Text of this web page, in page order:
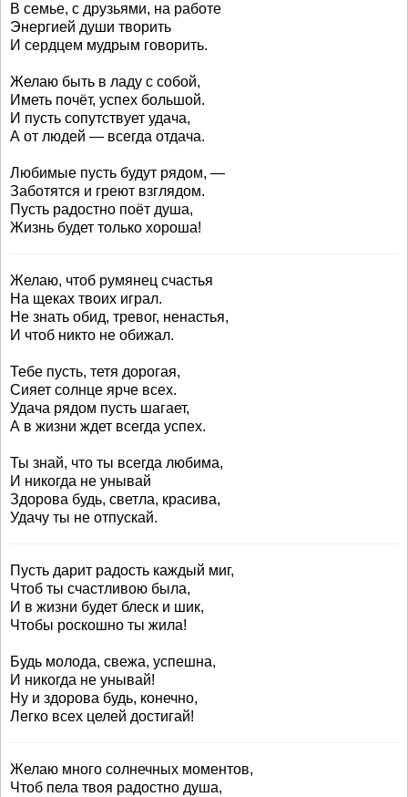
В семье, с друзьями, на работе
Энергией души творить
И сердцем мудрым говорить.
Желаю быть в ладу с собой,
Иметь почёт, успех большой.
И пусть сопутствует удача,
А от людей — всегда отдача.
Любимые пусть будут рядом, —
Заботятся и греют взглядом.
Пусть радостно поёт душа,
Жизнь будет только хороша!
Желаю, чтоб румянец счастья
На щеках твоих играл.
Не знать обид, тревог, ненастья,
И чтоб никто не обижал.
Тебе пусть, тетя дорогая,
Сияет солнце ярче всех.
Удача рядом пусть шагает,
А в жизни ждет всегда успех.
Ты знай, что ты всегда любима,
И никогда не унывай
Здорова будь, светла, красива,
Удачу ты не отпускай.
Пусть дарит радость каждый миг,
Чтоб ты счастливою была,
И в жизни будет блеск и шик,
Чтобы роскошно ты жила!
Будь молода, свежа, успешна,
И никогда не унывай!
Ну и здорова будь, конечно,
Легко всех целей достигай!
Желаю много солнечных моментов,
Чтоб пела твоя радостно душа,